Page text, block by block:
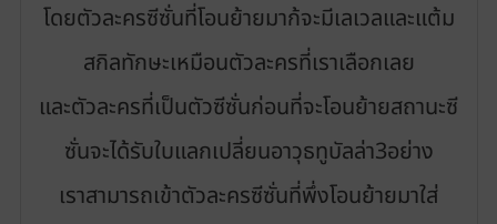
โดยตัวละครซีซั่นที่โอนย้ายมาก้จะมีเลเวลและแต้ม
สกิลทักษะเหมือนตัวละครที่เราเลือกเลย
และตัวละครที่เป็นตัวซีซั่นก่อนที่จะโอนย้ายสถานะซี
ซั่นจะได้รับใบแลกเปลี่ยนอาวุธทูบัลล่า3อย่าง
เราสามารถเข้าตัวละครซีซั่นที่พึ่งโอนย้ายมาใส่